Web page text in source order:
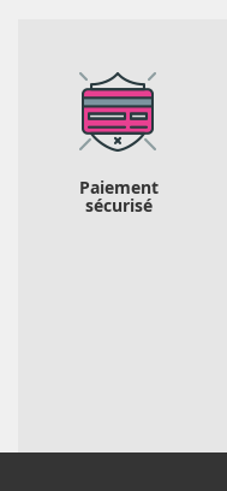
Paiement
sécurisé